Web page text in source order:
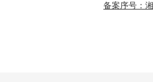
备案序号：